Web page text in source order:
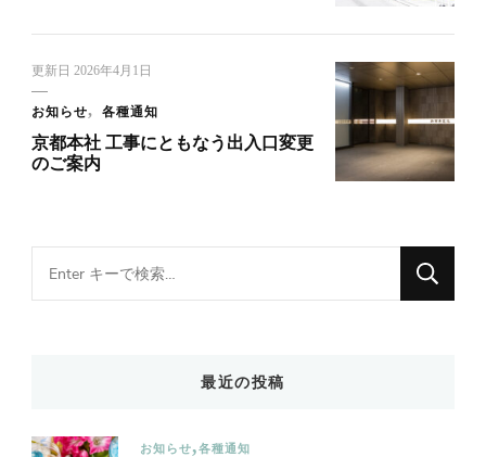
更新日 2026年4月1日
お知らせ 各種通知
京都本社 工事にともなう出入口変更
のご案内
for
最近の投稿
お知らせ 各種通知